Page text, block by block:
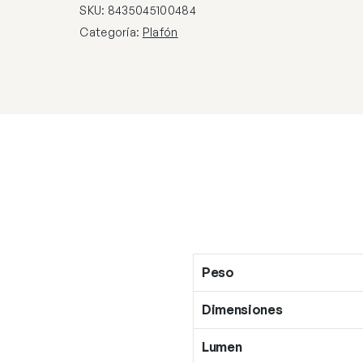
X
40W
SKU: 8435045100484
Categoría: Plafón
Peso
Dimensiones
Lumen